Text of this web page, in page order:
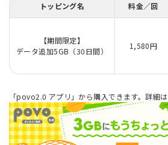
トッピング名 料金／回
【期間限定】
データ追加5GB（30日間）
1,580円
「povo2.0 アプリ」から購入できます。詳細は